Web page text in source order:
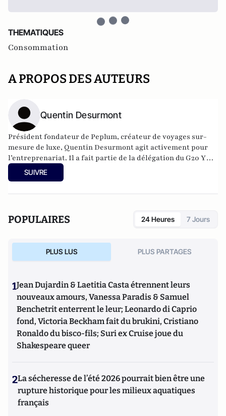
THEMATIQUES
Consommation
A PROPOS DES AUTEURS
Quentin Desurmont
Président fondateur de Peplum, créateur de voyages sur-
mesure de luxe, Quentin Desurmont agit activement pour
l’entreprenariat. Il a fait partie de la délégation du G20 YES
à Moscou en 2013 et à Mexico en 2012, est membre de
Croissance + et des Entrepreneurs et Dirigeants Chrétiens.
SUIVRE
POPULAIRES 24 Heures 7 Jours
PLUS LUS PLUS PARTAGES
1Jean Dujardin & Laetitia Casta étrennent leurs
nouveaux amours, Vanessa Paradis & Samuel
Benchetrit enterrent le leur; Leonardo di Caprio
fond, Victoria Beckham fait du brukini, Cristiano
Ronaldo du bisco-fils; Suri ex Cruise joue du
Shakespeare queer
2La sécheresse de l’été 2026 pourrait bien être une
rupture historique pour les milieux aquatiques
français